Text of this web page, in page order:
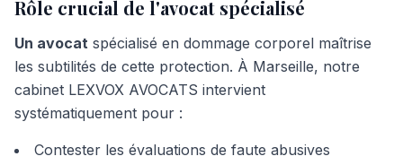
Rôle crucial de l'avocat spécialisé
Un avocat spécialisé en dommage corporel maîtrise
les subtilités de cette protection. À Marseille, notre
cabinet LEXVOX AVOCATS intervient
systématiquement pour :
Contester les évaluations de faute abusives